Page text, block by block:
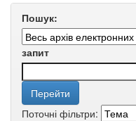
Пошук:
запит
Поточні фільтри: